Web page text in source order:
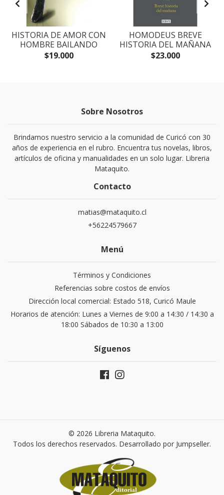
HISTORIA DE AMOR CON
HOMBRE BAILANDO
$19.000
HOMODEUS BREVE
HISTORIA DEL MAÑANA
$23.000
Sobre Nosotros
Brindamos nuestro servicio a la comunidad de Curicó con 30
años de experiencia en el rubro. Encuentra tus novelas, libros,
artículos de oficina y manualidades en un solo lugar. Libreria
Mataquito.
Contacto
matias@mataquito.cl
+56224579667
Menú
Términos y Condiciones
Referencias sobre costos de envíos
Dirección local comercial: Estado 518, Curicó Maule
Horarios de atención: Lunes a Viernes de 9:00 a 14:30 / 14:30 a
18:00 Sábados de 10:30 a 13:00
Síguenos
© 2026 Libreria Mataquito.
Todos los derechos reservados. Desarrollado por Jumpseller.